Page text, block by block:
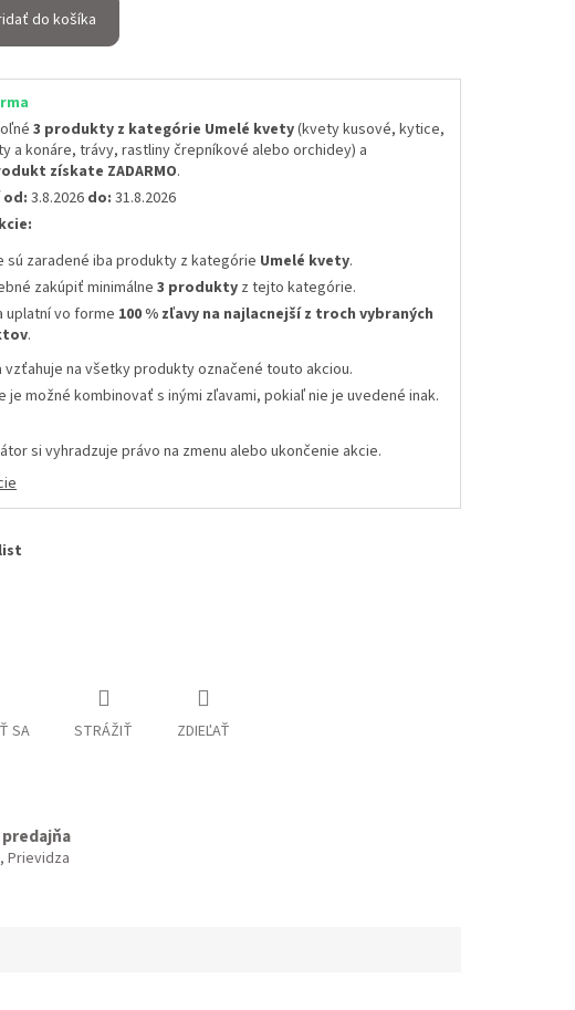
do košíka
3 produkty z kategórie Umelé kvety(kvety kusové, kytice,
a konáre, trávy, rastliny črepníkové alebo orchidey) a
získate ZADARMO.
3.8.2026 do: 31.8.2026
sú zaradené iba produkty z kategórie Umelé kvety.
zakúpiť minimálne3 produkty z tejto kategórie.
uplatní vo forme 100 % zľavy na najlacnejší z troch vybraných
.
vzťahuje na všetky produkty označené touto akciou.
je možné kombinovať s inými zľavami, pokiaľ nie je uvedené inak.
si vyhradzuje právo na zmenu alebo ukončenie akcie.
SA STRÁŽIŤ ZDIEĽAŤ
Prievidza